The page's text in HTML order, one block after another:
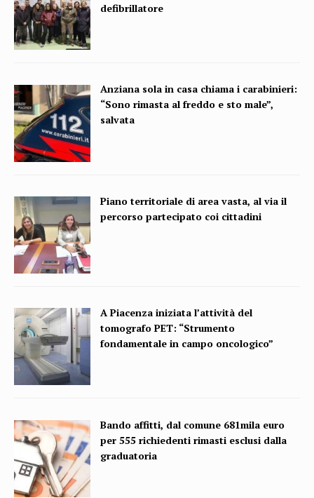
defibrillatore
Anziana sola in casa chiama i carabinieri:
“Sono rimasta al freddo e sto male”,
salvata
Piano territoriale di area vasta, al via il
percorso partecipato coi cittadini
A Piacenza iniziata l’attività del
tomografo PET: “Strumento
fondamentale in campo oncologico”
Bando affitti, dal comune 681mila euro
per 555 richiedenti rimasti esclusi dalla
graduatoria